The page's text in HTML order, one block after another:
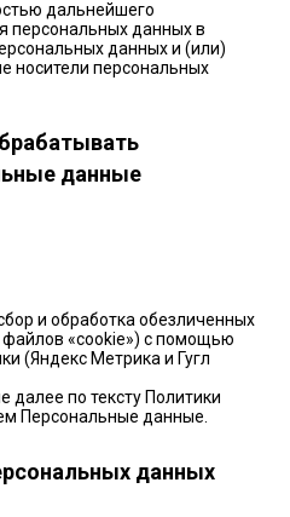
дальнейшего
персональных данных в
данных и (или)
носители персональных
данные
и обработка обезличенных
файлов «cookie») с помощью
(Яндекс Метрика и Гугл
по тексту Политики
Персональные данные.
данных